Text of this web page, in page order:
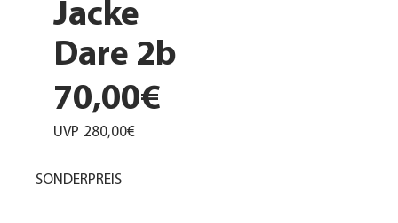
Jacke
Dare 2b
70,00€
UVP 280,00€
SONDERPREIS